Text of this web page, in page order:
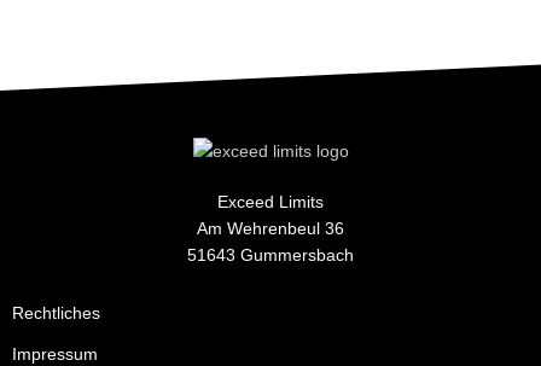
Exceed Limits
Am Wehrenbeul 36
51643 Gummersbach
Rechtliches
Impressum